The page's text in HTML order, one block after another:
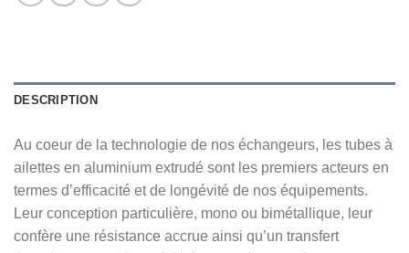
DESCRIPTION
Au coeur de la technologie de nos échangeurs, les tubes à
ailettes en aluminium extrudé sont les premiers acteurs en
termes d’efficacité et de longévité de nos équipements.
Leur conception particulière, mono ou bimétallique, leur
confère une résistance accrue ainsi qu’un transfert